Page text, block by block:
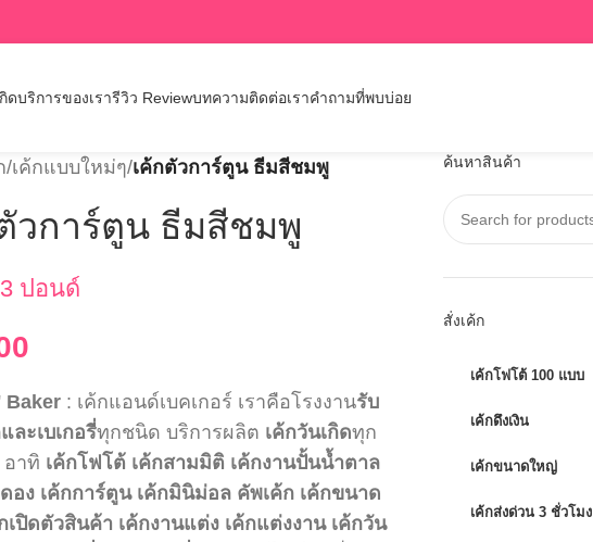
ดบริการของเรารีวิว Reviewบทความติดต่อเราคำถามที่พบบ่อย
/เค้กแบบใหม่ๆ/เค้กตัวการ์ตูน ธีมสีชมพู
วการ์ตูน ธีมสีชมพู
ปอนด์
Baker : เค้กแอนด์เบคเกอร์ เราคือโรงงานรับ
ละเบเกอรี่ทุกชนิด บริการผลิต เค้กวันเกิดทุก
อาทิ เค้กโฟโต้ เค้กสามมิติ เค้กงานปั้นน้ำตาล
อง เค้กการ์ตูน เค้กมินิม่อล คัพเค้ก เค้กขนาด
เปิดตัวสินค้า เค้กงานแต่ง เค้กแต่งงาน เค้กวัน
ค้นหาสินค้า
สั่งเค้ก
เค้กโฟโต้ 100 แบบ
เค้กดึงเงิน
เค้กขนาดใหญ่
เค้กส่งด่วน 3 ชั่วโมง